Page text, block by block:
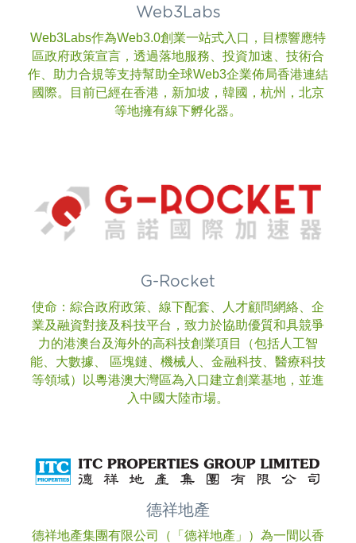
Web3Labs
Web3Labs作為Web3.0創業一站式入口，目標響應特
區政府政策宣言，透過落地服務、投資加速、技術合
作、助力合規等支持幫助全球Web3企業佈局香港連結
國際。目前已經在香港，新加坡，韓國，杭州，北京
等地擁有線下孵化器。
G-Rocket
使命：綜合政府政策、線下配套、人才顧問網絡、企
業及融資對接及科技平台，致力於協助優質和具競爭
力的港澳台及海外的高科技創業項目（包括人工智
能、大數據、 區塊鏈、機械人、金融科技、醫療科技
等領域）以粵港澳大灣區為入口建立創業基地，並進
入中國大陸市場。
德祥地產
德祥地產集團有限公司（「德祥地產」）為一間以香